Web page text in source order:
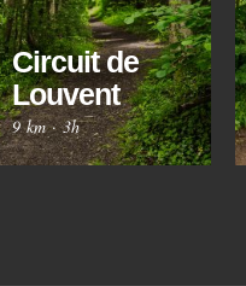
Circuit de
Louvent
9 km·3h